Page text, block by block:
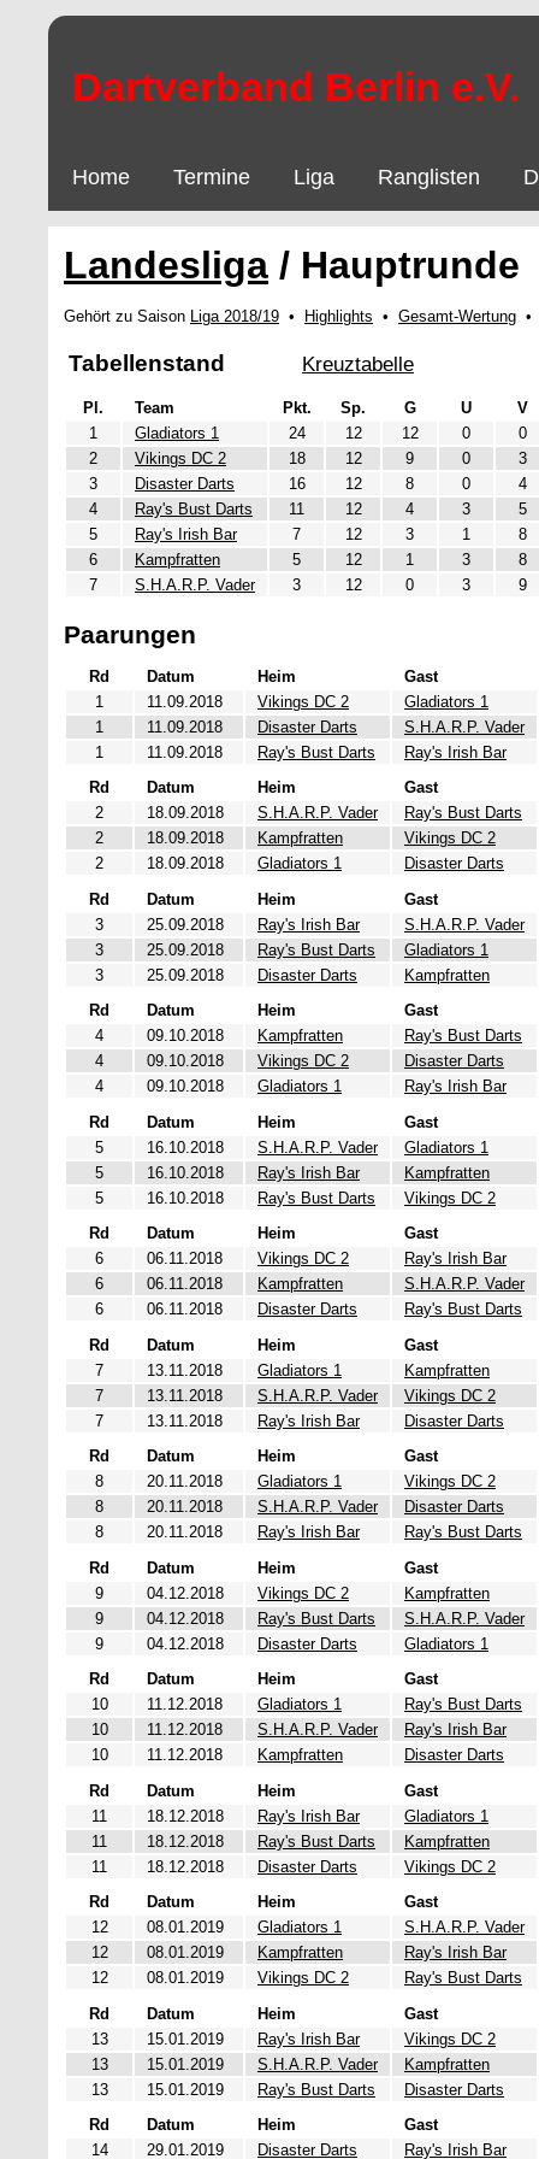
Dartverband Berlin e.V.
Home Termine Liga Ranglisten
Landesliga / Hauptrunde
Gehört zu Saison Liga 2018/19 • Highlights • Gesamt-Wertung
Tabellenstand Kreuztabelle
Pl. Team Pkt. Sp. G U
V
1
Gladiators 1 24 12 12 0
0
2
Vikings DC 2 18 12 9 0
3
3
Disaster Darts 16 12 8 0
4
4
Ray's Bust Darts 11 12 4 3
5
5
Ray's Irish Bar 7 12 3 1
8
6
Kampfratten 5 12 1 3
8
7
S.H.A.R.P. Vader 3 12 0 3 9
Paarungen
Rd Datum Heim
Gast
1
11.09.2018 Vikings DC 2
Gladiators 1
1
11.09.2018 Disaster Darts
S.H.A.R.P. Vader
1
11.09.2018 Ray's Bust Darts
Ray's Irish Bar
Rd
Datum Heim
Gast
2
18.09.2018 S.H.A.R.P. Vader
Ray's Bust Darts
2
18.09.2018 Kampfratten
Vikings DC 2
2
18.09.2018 Gladiators 1
Disaster Darts
Rd
Datum Heim
Gast
3
25.09.2018 Ray's Irish Bar
S.H.A.R.P. Vader
3
25.09.2018 Ray's Bust Darts
Gladiators 1
3
25.09.2018 Disaster Darts
Kampfratten
Rd
Datum Heim
Gast
4
09.10.2018 Kampfratten
Ray's Bust Darts
4
09.10.2018 Vikings DC 2
Disaster Darts
4
09.10.2018 Gladiators 1
Ray's Irish Bar
Rd
Datum Heim
Gast
5
16.10.2018 S.H.A.R.P. Vader
Gladiators 1
5
16.10.2018 Ray's Irish Bar
Kampfratten
5
16.10.2018 Ray's Bust Darts
Vikings DC 2
Rd
Datum Heim
Gast
6
06.11.2018 Vikings DC 2
Ray's Irish Bar
6
06.11.2018 Kampfratten
S.H.A.R.P. Vader
6
06.11.2018 Disaster Darts
Ray's Bust Darts
Rd
Datum Heim
Gast
7
13.11.2018 Gladiators 1
Kampfratten
7
13.11.2018 S.H.A.R.P. Vader
Vikings DC 2
7
13.11.2018 Ray's Irish Bar
Disaster Darts
Rd
Datum Heim
Gast
8
20.11.2018 Gladiators 1
Vikings DC 2
8
20.11.2018 S.H.A.R.P. Vader
Disaster Darts
8
20.11.2018 Ray's Irish Bar
Ray's Bust Darts
Rd
Datum Heim
Gast
9
04.12.2018 Vikings DC 2
Kampfratten
9
04.12.2018 Ray's Bust Darts
S.H.A.R.P. Vader
9
04.12.2018 Disaster Darts
Gladiators 1
Rd
Datum Heim
Gast
10
11.12.2018 Gladiators 1
Ray's Bust Darts
10
11.12.2018 S.H.A.R.P. Vader
Ray's Irish Bar
10
11.12.2018 Kampfratten
Disaster Darts
Rd
Datum Heim
Gast
11
18.12.2018 Ray's Irish Bar
Gladiators 1
11
18.12.2018 Ray's Bust Darts
Kampfratten
11
18.12.2018 Disaster Darts
Vikings DC 2
Rd
Datum Heim
Gast
12
08.01.2019 Gladiators 1
S.H.A.R.P. Vader
12
08.01.2019 Kampfratten
Ray's Irish Bar
12
08.01.2019 Vikings DC 2
Ray's Bust Darts
Rd
Datum Heim
Gast
13
15.01.2019 Ray's Irish Bar
Vikings DC 2
13
15.01.2019 S.H.A.R.P. Vader
Kampfratten
13
15.01.2019 Ray's Bust Darts
Disaster Darts
Rd
Datum Heim
Gast
14
29.01.2019 Disaster Darts Ray's Irish Bar